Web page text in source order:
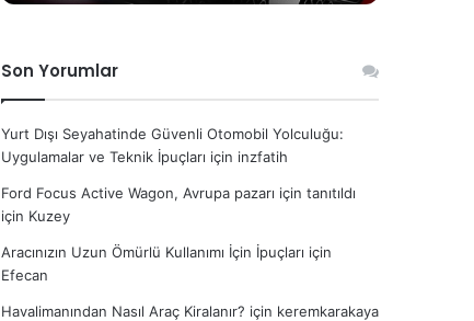
Son Yorumlar
Yurt Dışı Seyahatinde Güvenli Otomobil Yolculuğu:
Uygulamalar ve Teknik İpuçları için inzfatih
Ford Focus Active Wagon, Avrupa pazarı için tanıtıldı
için Kuzey
Aracınızın Uzun Ömürlü Kullanımı İçin İpuçları için
Efecan
Havalimanından Nasıl Araç Kiralanır? için keremkarakaya